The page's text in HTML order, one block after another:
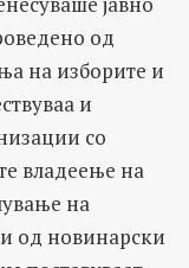
од
на изборите и
и
со
владеење на
на
од новинарски